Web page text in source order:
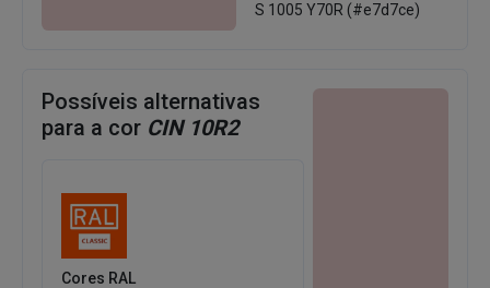
S 1005 Y70R (#e7d7ce)
Possíveis alternativas
para a cor CIN 10R2
Cores RAL